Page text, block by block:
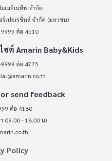
เมจิเนทีฟ จำกัด
เปอเรชั่นส์ จำกัด (มหาชน)
ต่อ 4510
ต์ Amarin Baby&Kids
ต่อ 4775
send feedback
ต่อ 4180
09.00 - 18.00 น)
Policy